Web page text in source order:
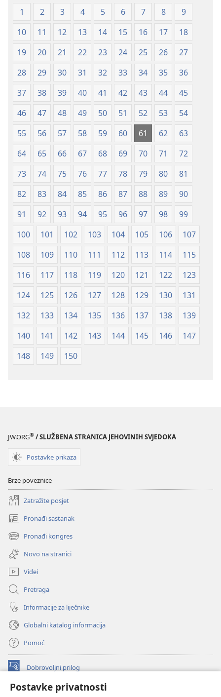
Postavke privatnosti
1 2 3 4 5 6 7 8
9
10
11 12 13 14 15 16 17
18
19
20 21 22 23 24 25 26
27
28
29 30 31 32 33 34 35
36
37
38 39 40 41 42 43 44
45
46
47 48 49 50 51 52 53
54
55
56 57 58 59 60 61 62
63
64
65 66 67 68 69 70 71
72
73
74 75 76 77 78 79 80
81
82
83 84 85 86 87 88 89
90
91
92 93 94 95 96 97 98
99
100
101 102 103 104 105 106
107
108
109 110 111 112 113 114
115
116
117 118 119 120 121 122
123
124
125 126 127 128 129 130
131
132
133 134 135 136 137 138
139
140
141 142 143 144 145 146
147
148
149 150
JW.ORG® / SLUŽBENA STRANICA JEHOVINIH SVJEDOKA
Postavke prikaza
Brze poveznice
Zatražite posjet
Pronađi sastanak
(otvara
se
novi
prozor)
Pronađi kongres
(otvara
se
novi
prozor)
Novo na stranici
Videi
Pretraga
Informacije za liječnike
Globalni katalog informacija
Pomoć
Dobrovoljni prilog
(otvara
novi
INTERNETSKA BIBLIOTEKA Watchtower